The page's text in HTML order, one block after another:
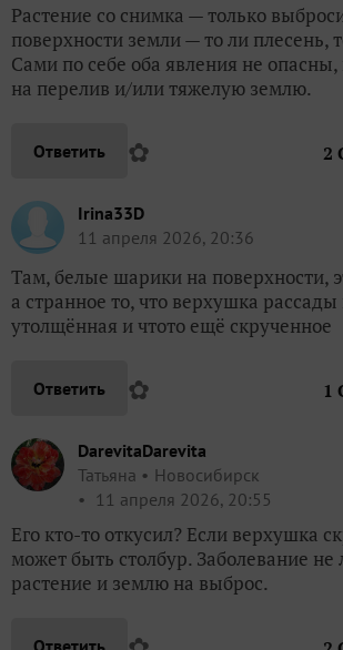
Растение со снимка — только
поверхности земли — то ли плесень,
Сами по себе оба явления не
на перелив и/или тяжелую землю.
Ответить ✿ 2
Irina33D
11 апреля 2026, 20:36
Там, белые шарики на поверхности,
а странное то, что верхушка рассады
утолщённая и чтото ещё скрученное
Ответить ✿ 1
DarevitaDarevita
Татьяна
Новосибирск
11 апреля 2026, 20:55
Его кто-то откусил? Если верхушка
может быть столбур. Заболевание не
растение и землю на выброс.
Ответить